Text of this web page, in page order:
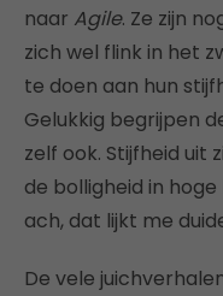
naar Agile. Ze zijn
zich wel flink in het
te doen aan hun
Gelukkig begrijpen
zelf ook. Stijfheid uit
de bolligheid in
ach, dat lijkt me
De vele